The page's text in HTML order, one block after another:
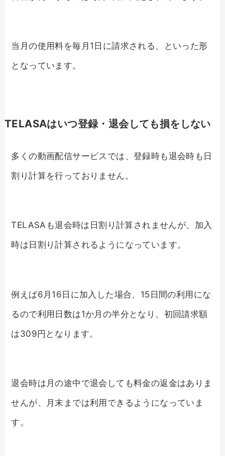
当月の使用料を毎月1日に請求される、といった形
となっています。
TELASAはいつ登録・退会しても損をしない
多くの動画配信サービスでは、登録時も退会時も日
割り計算を行っておりません。
TELASAも退会時は日割り計算されませんが、加入
時は日割り計算されるようになっています。
例えば6月16日に加入した場合、15日間の利用にな
るので利用日数は1か月の半分となり、初回請求額
は309円となります。
退会時は月の途中で退会しても料金の返金はありま
せんが、月末までは利用できるようになっていま
す。